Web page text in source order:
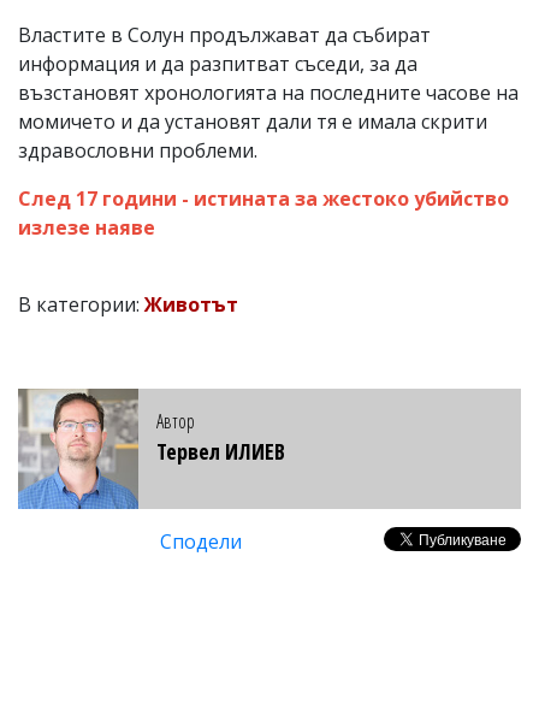
Властите в Солун продължават да събират
информация и да разпитват съседи, за да
възстановят хронологията на последните часове на
момичето и да установят дали тя е имала скрити
здравословни проблеми.
След 17 години - истината за жестоко убийство
излезе наяве
В категории:Животът
Автор
Тервел ИЛИЕВ
Сподели